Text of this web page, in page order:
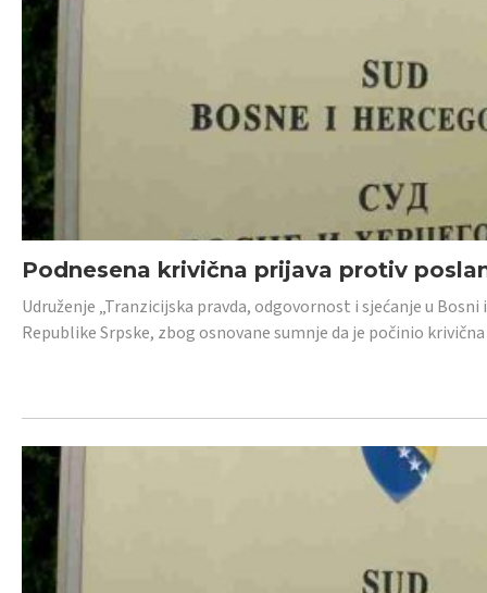
Podnesena krivična prijava protiv
Udruženje „Tranzicijska pravda, odgovornost i sjećanje u
Republike Srpske, zbog osnovane sumnje da je počinio